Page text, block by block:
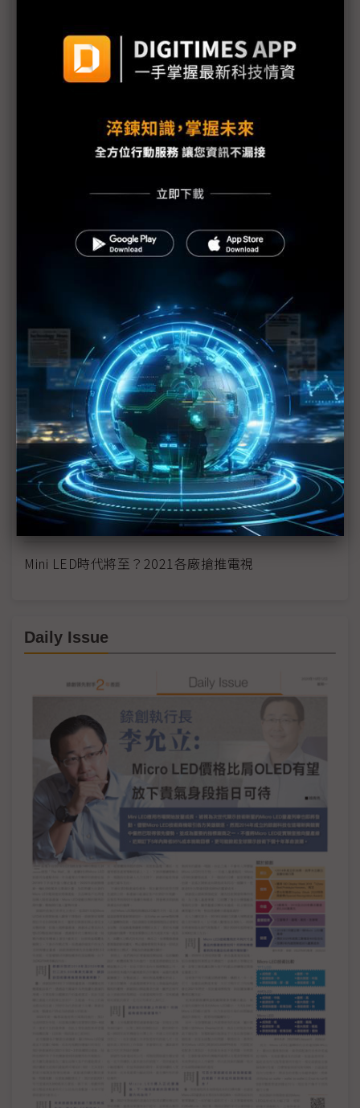
揭開Mini LED時代序幕 LED晶粒商掀戰
三星、樂金兩大韓廠搶進 Mini LED電視時代揭序幕
華燦Mini LED切入群創、樂金供應鏈 三安如坐針氈
嗅高階電視商機 三星2021年亮相Mini LED
Micro LED量產跨步走 各技術爭鋒聚焦成本降低
QD-OLED、Mini LED難抉擇 三星高階電視策略搖擺
三星樂金2021決戰新一代中大尺寸顯示器市場
TCL布局Mini LED TV換機潮 億光POB Mini LED出
貨稱冠
錼創執行長李允立：Micro LED價格比肩OLED有望
放下貴氣身段指日可待
三星2021或推Mini LED電視 以高階款穩固全球王座
傳2021年推出Mini LED電視 三星3大高階產品線成
Mini LED時代將至？2021各廠搶推電視
Daily Issue